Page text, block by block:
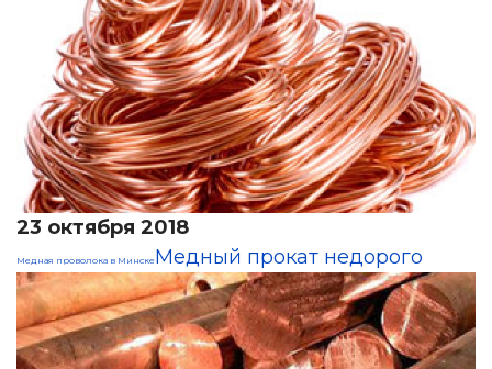
23 октября 2018
Медная проволока в МинскеМедный прокат недорого